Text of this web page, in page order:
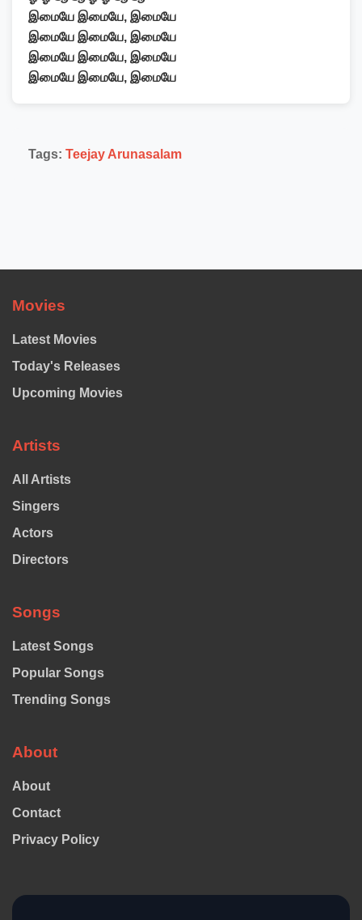
இமையே இமையே, இமையே
இமையே இமையே, இமையே
இமையே இமையே, இமையே
இமையே இமையே, இமையே
Tags: Teejay Arunasalam
Movies
Latest Movies
Today's Releases
Upcoming Movies
Artists
All Artists
Singers
Actors
Directors
Songs
Latest Songs
Popular Songs
Trending Songs
About
About
Contact
Privacy Policy